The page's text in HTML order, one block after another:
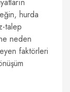
hurda
talep
neden
faktörleri